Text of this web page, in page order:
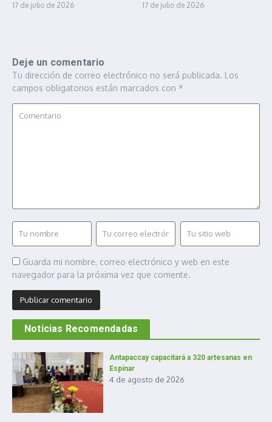
17 de julio de 2026 17 de julio de 2026
Deje un comentario
Tu dirección de correo electrónico no será publicada. Los
campos obligatorios están marcados con *
Guarda mi nombre, correo electrónico y web en este
navegador para la próxima vez que comente.
Noticias Recomendadas
Antapaccay capacitará a 320 artesanas en
Espinar
4 de agosto de 2026